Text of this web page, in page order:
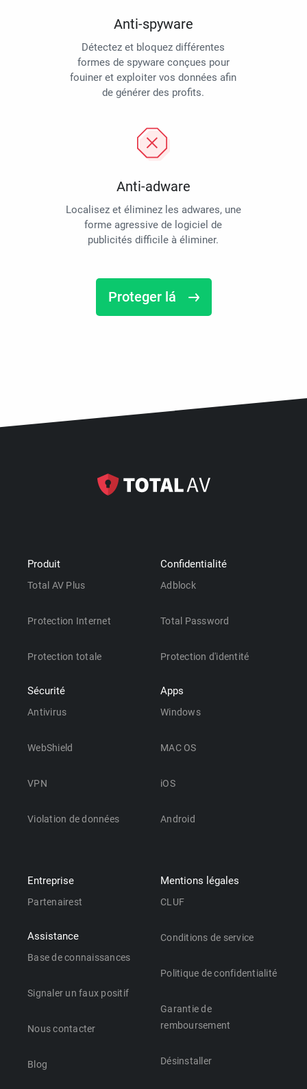
Anti-spyware
Détectez et bloquez différentes
formes de spyware conçues pour
fouiner et exploiter vos données afin
de générer des profits.
Anti-adware
Localisez et éliminez les adwares, une
forme agressive de logiciel de
publicités difficile à éliminer.
Proteger lá
Produit
Total AV Plus
Protection Internet
Protection totale
Sécurité
Antivirus
WebShield
VPN
Violation de données
Confidentialité
Adblock
Total Password
Protection d'identité
Apps
Windows
MAC OS
iOS
Android
Entreprise
Partenairest
Assistance
Base de connaissances
Signaler un faux positif
Nous contacter
Blog
Mentions légales
CLUF
Conditions de service
Politique de confidentialité
Garantie de
remboursement
Désinstaller